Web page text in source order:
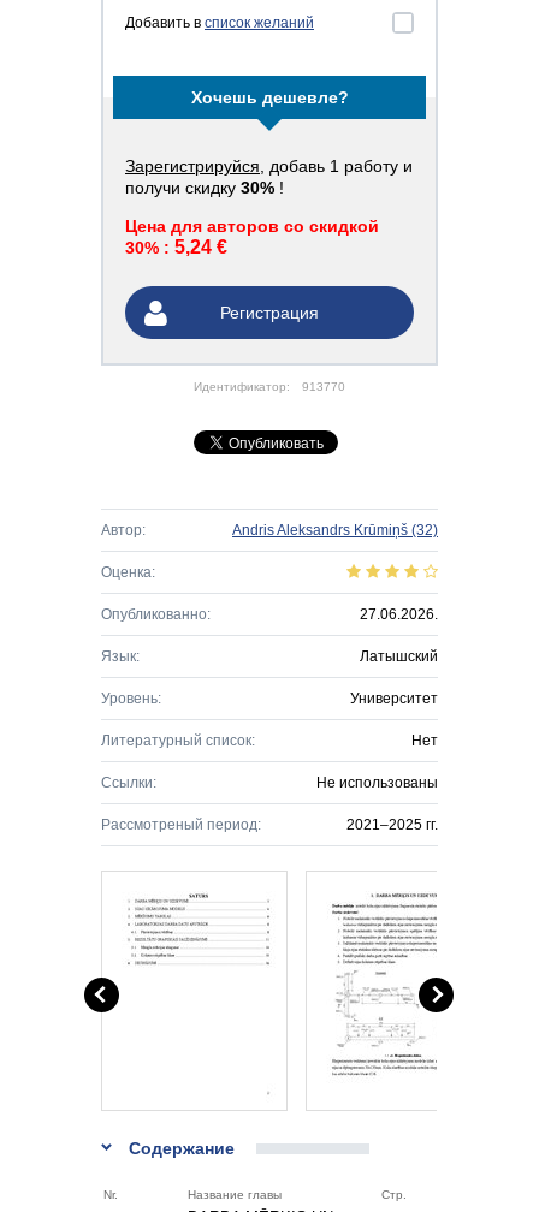
Добавить в список желаний
Хочешь дешевле?
Зарегистрируйся , добавь 1 работу и
получи скидку 30% !
Цена для авторов со скидкой
30% : 5,24 €
Регистрация
Идентификатор: 913770
Автор: Andris Aleksandrs Krūmiņš (32)
Оценка:
Опубликованно: 27.06.2026.
Язык: Латышский
Уровень: Университет
Литературный список: Нет
Ссылки: Не использованы
Рассмотреный период: 2021–2025 гг.
Содержание
Nr. Название главы Стр.